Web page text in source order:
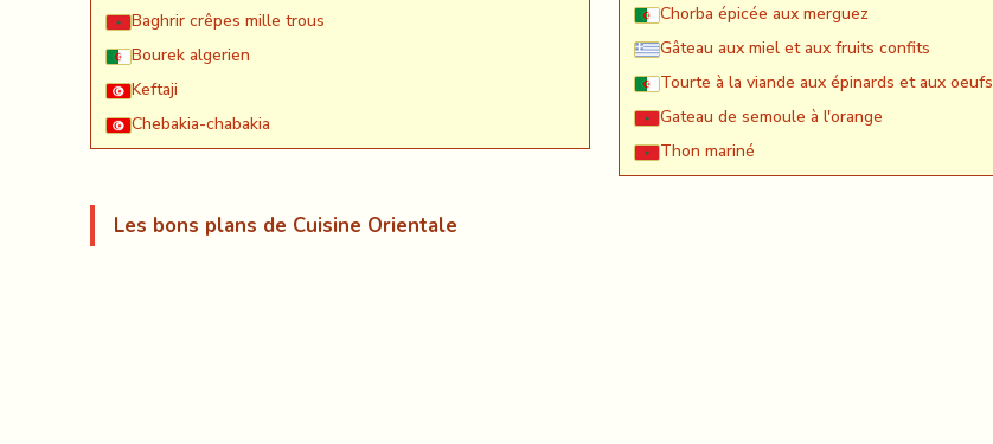
Baghrir crêpes mille trous
Bourek algerien
Keftaji
Chebakia-chabakia
Chorba épicée aux merguez
Gâteau aux miel et aux fruits confits
Tourte à la viande aux épinards et aux oeufs
Gateau de semoule à l'orange
Thon mariné
Les bons plans de Cuisine Orientale